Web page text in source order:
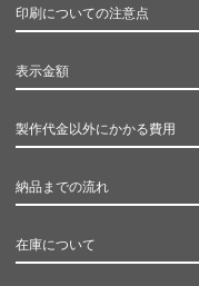
印刷についての注意点
表示金額
製作代金以外にかかる費用
納品までの流れ
在庫について